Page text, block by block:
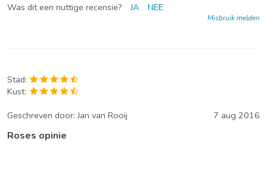
Was dit een nuttige recensie? JA NEE
Misbruik melden
Stad:
Kust:
Geschreven door:Jan van Rooij 7 aug 2016
Roses opinie